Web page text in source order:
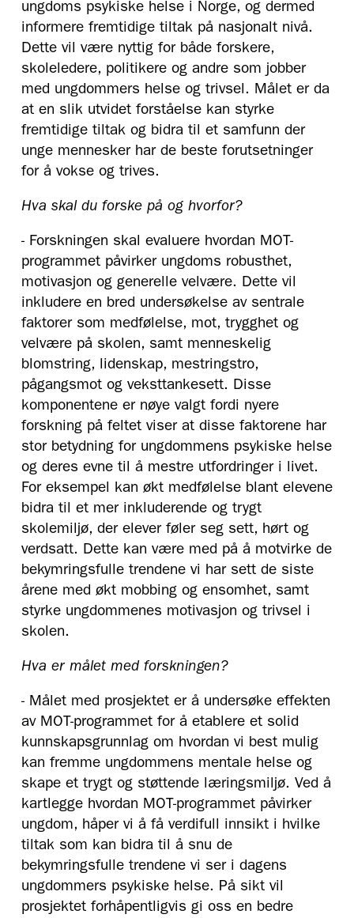
ungdoms psykiske helse i Norge, og dermed
informere fremtidige tiltak på nasjonalt nivå.
Dette vil være nyttig for både forskere,
skoleledere, politikere og andre som jobber
med ungdommers helse og trivsel. Målet er da
at en slik utvidet forståelse kan styrke
fremtidige tiltak og bidra til et samfunn der
unge mennesker har de beste forutsetninger
for å vokse og trives.
Hva skal du forske på og hvorfor?
- Forskningen skal evaluere hvordan MOT-
programmet påvirker ungdoms robusthet,
motivasjon og generelle velvære. Dette vil
inkludere en bred undersøkelse av sentrale
faktorer som medfølelse, mot, trygghet og
velvære på skolen, samt menneskelig
blomstring, lidenskap, mestringstro,
pågangsmot og veksttankesett. Disse
komponentene er nøye valgt fordi nyere
forskning på feltet viser at disse faktorene har
stor betydning for ungdommens psykiske helse
og deres evne til å mestre utfordringer i livet.
For eksempel kan økt medfølelse blant elevene
bidra til et mer inkluderende og trygt
skolemiljø, der elever føler seg sett, hørt og
verdsatt. Dette kan være med på å motvirke de
bekymringsfulle trendene vi har sett de siste
årene med økt mobbing og ensomhet, samt
styrke ungdommenes motivasjon og trivsel i
skolen.
Hva er målet med forskningen?
- Målet med prosjektet er å undersøke effekten
av MOT-programmet for å etablere et solid
kunnskapsgrunnlag om hvordan vi best mulig
kan fremme ungdommens mentale helse og
skape et trygt og støttende læringsmiljø. Ved å
kartlegge hvordan MOT-programmet påvirker
ungdom, håper vi å få verdifull innsikt i hvilke
tiltak som kan bidra til å snu de
bekymringsfulle trendene vi ser i dagens
ungdommers psykiske helse. På sikt vil
prosjektet forhåpentligvis gi oss en bedre